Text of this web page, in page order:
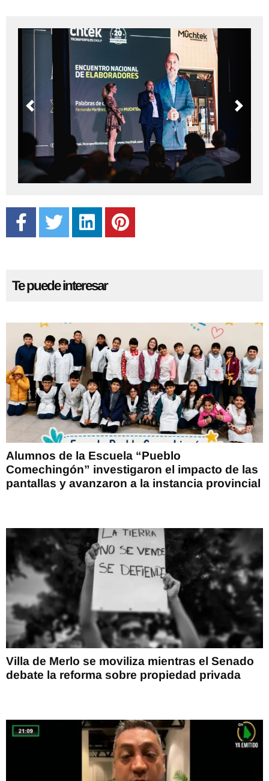
Previous Next
Te puede interesar
Alumnos de la Escuela “Pueblo
Comechingón” investigaron el impacto de las
pantallas y avanzaron a la instancia provincial
Villa de Merlo se moviliza mientras el Senado
debate la reforma sobre propiedad privada